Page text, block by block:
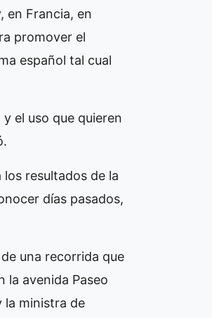
en Francia, en
promover el
español tal cual
el uso que quieren
resultados de la
días pasados,
una recorrida que
la avenida Paseo
la ministra de